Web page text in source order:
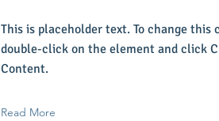
This is placeholder text. To change this
double-click on the element and click
Content.
Read More